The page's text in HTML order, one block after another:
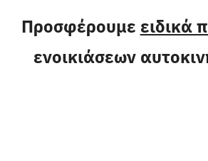
Προσφέρουμε ειδικά
ενοικιάσεων